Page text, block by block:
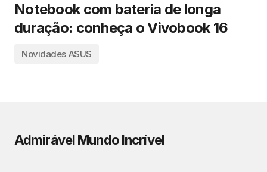
Notebook com bateria de longa
duração: conheça o Vivobook 16
Novidades ASUS
Admirável Mundo Incrível